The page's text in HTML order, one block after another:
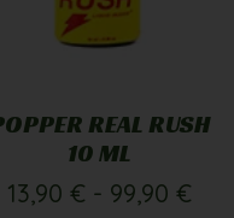
REAL RUSH
10 ML
13,90 € - 99,90 €